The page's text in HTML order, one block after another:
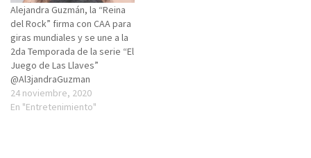
Alejandra Guzmán, la “Reina
del Rock” firma con CAA para
giras mundiales y se une a la
2da Temporada de la serie “El
Juego de Las Llaves”
@Al3jandraGuzman
24 noviembre, 2020
En "Entretenimiento"